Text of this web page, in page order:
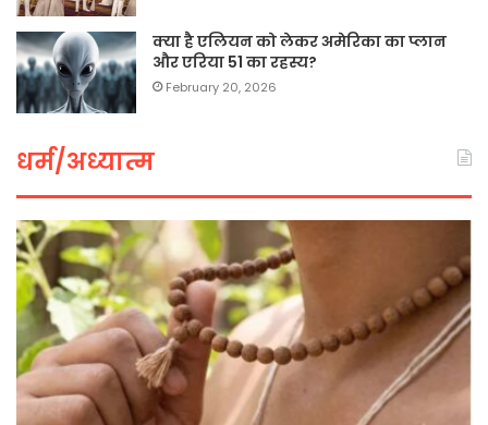
क्या है एलियन को लेकर अमेरिका का प्लान
और एरिया 51 का रहस्य?
February 20, 2026
धर्म/अध्यात्म